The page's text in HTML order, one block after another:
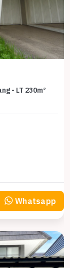
- LT 230m²
Whatsapp